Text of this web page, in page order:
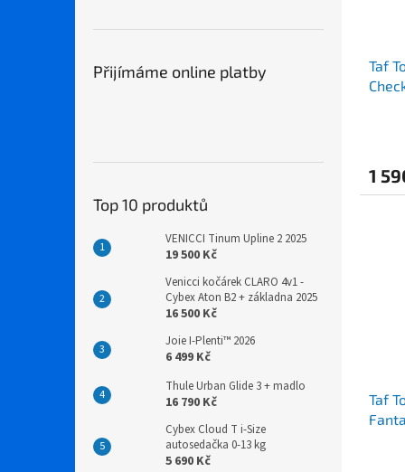
Přijímáme online platby
Top 10 produktů
VENICCI Tinum Upline 2 2025
19 500 Kč
Venicci kočárek CLARO 4v1 -
Cybex Aton B2 + základna 2025
16 500 Kč
Joie I-Plenti™ 2026
6 499 Kč
Thule Urban Glide 3 + madlo
16 790 Kč
Cybex Cloud T i-Size
autosedačka 0-13 kg
5 690 Kč
Taf
1
Taf